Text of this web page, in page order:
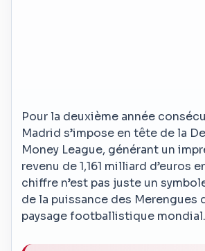
Pour la deuxième année
Madrid s’impose en tête de la
Money League, générant un
revenu de 1,161 milliard d’euros
chiffre n’est pas juste un
de la puissance des Merengues
paysage footballistique mondial.